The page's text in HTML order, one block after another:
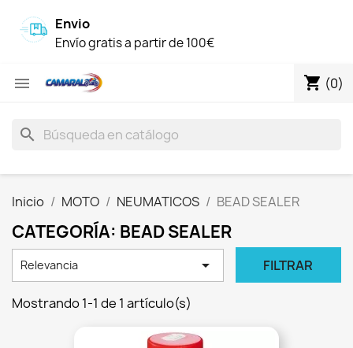
Envio
Envío gratis a partir de 100€
 shopping_cart (0)
search
Inicio MOTO NEUMATICOS BEAD SEALER
CATEGORÍA: BEAD SEALER
Relevancia  FILTRAR
Mostrando 1-1 de 1 artículo(s)